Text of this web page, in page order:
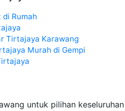
Rumah
Tirtajaya Karawang
Murah di Gempi
untuk pilihan